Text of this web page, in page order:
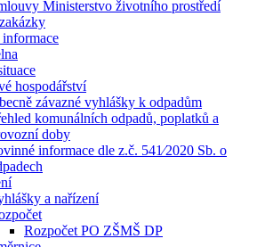
Ministerstvo životního prostředí
hospodářství
závazné vyhlášky k odpadům
komunálních odpadů, poplatků a
doby
informace dle z.č. 541⁄2020 Sb. o
a nařízení
Rozpočet PO ZŠMŠ DP